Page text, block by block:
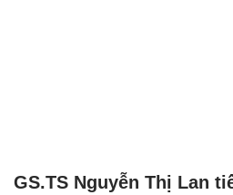
GS.TS Nguyễn Thị Lan